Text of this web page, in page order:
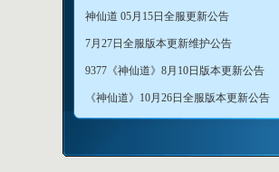
神仙道 05月15日全服更新公告
7月27日全服版本更新维护公告
9377《神仙道》8月10日版本更新公告
《神仙道》10月26日全服版本更新公告